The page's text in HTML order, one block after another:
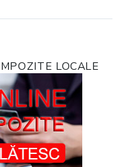
LOCALE